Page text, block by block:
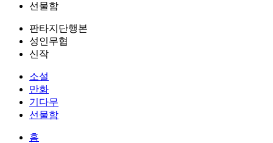
선물함
판타지단행본
성인무협
신작
소설
만화
기다무
선물함
홈